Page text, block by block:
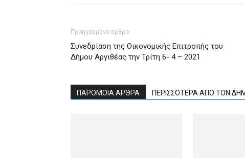
Προηγούμενο άρθρο
Συνεδρίαση της Οικονομικής Επιτροπής του
Δήμου Αργιθέας την Τρίτη 6- 4 – 2021
ΠΑΡΟΜΟΙΑ ΑΡΘΡΑ ΠΕΡΙΣΣΟΤΕΡΑ ΑΠΟ ΤΟΝ